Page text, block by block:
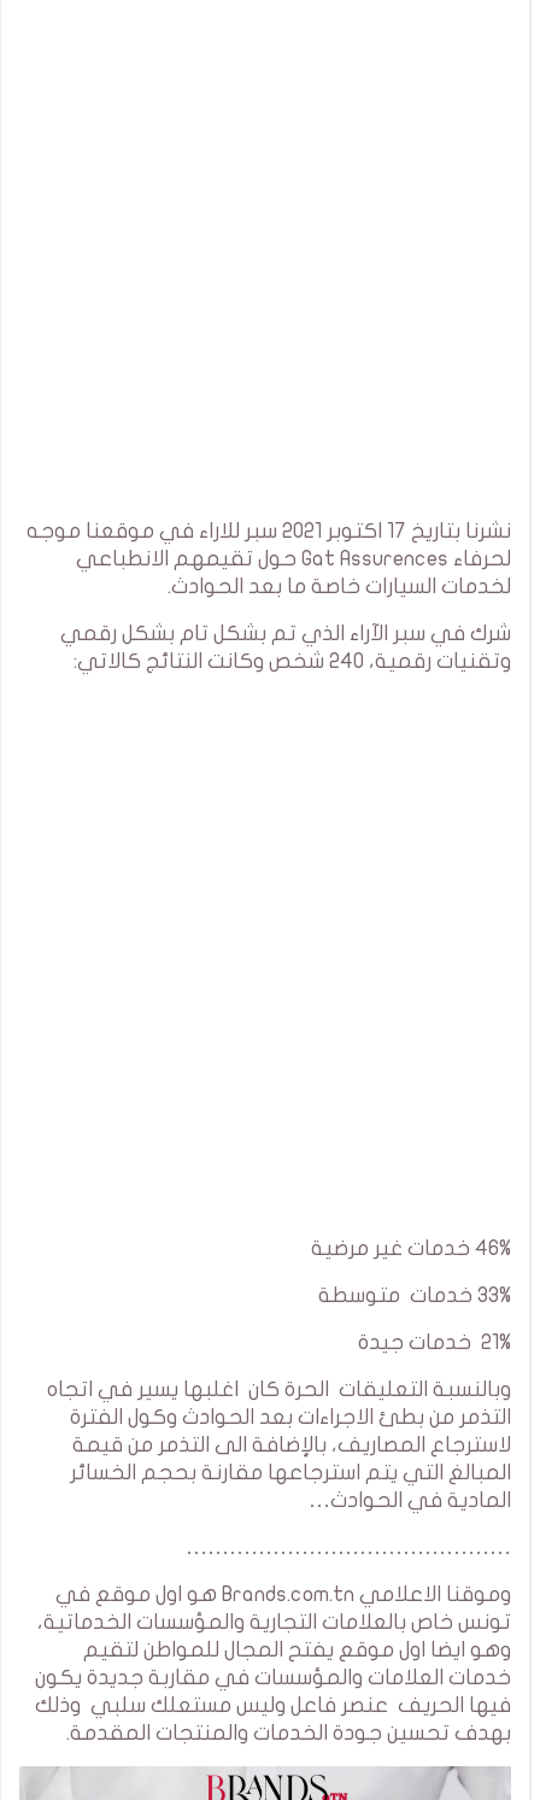
نشرنا بتاريخ 17 اكتوبر 2021 سبر للاراء في موقعنا موجه
لحرفاء Gat Assurences حول تقيمهم الانطباعي
لخدمات السيارات خاصة ما بعد الحوادث.
شرك في سبر الآراء الذي تم بشكل تام بشكل رقمي
وتقنيات رقمية، 240 شخص وكانت النتائج كالاتي:
46% خدمات غير مرضية
33% خدمات متوسطة
21% خدمات جيدة
وبالنسبة التعليقات الحرة كان اغلبها يسير في اتجاه
التذمر من بطئ الاجراءات بعد الحوادث وكول الفترة
لاسترجاع المصاريف، بالإضافة الى التذمر من قيمة
المبالغ التي يتم استرجاعها مقارنة بحجم الخسائر
المادية في الحوادث…
………………………………………
وموقنا الاعلامي Brands.com.tn هو اول موقع في
تونس خاص بالعلامات التجارية والمؤسسات الخدماتية،
وهو ايضا اول موقع يفتح المجال للمواطن لتقيم
خدمات العلامات والمؤسسات في مقاربة جديدة يكون
فيها الحريف عنصر فاعل وليس مستعلك سلبي وذلك
بهدف تحسين جودة الخدمات والمنتجات المقدمة.